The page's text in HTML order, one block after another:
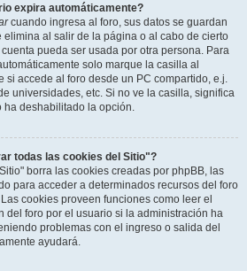
expira automáticamente?
cuando ingresa al foro, sus datos se guardan
al salir de la página o al cabo de cierto
pueda ser usada por otra persona. Para
solo marque la casilla al
si accede al foro desde un PC compartido, e.j.
universidades, etc. Si no ve la casilla, significa
ha deshabilitado la opción.
todas las cookies del Sitio"?
borra las cookies creadas por phpBB, las
para acceder a determinados recursos del foro
cookies proveen funciones como leer el
del foro por el usuario si la administración ha
problemas con el ingreso o salida del
ayudará.